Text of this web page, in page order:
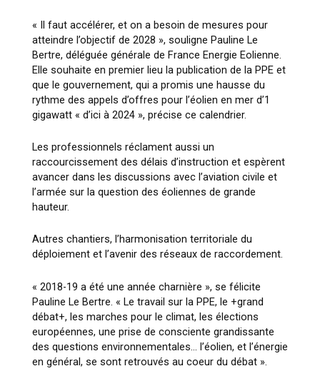
« Il faut accélérer, et on a besoin de mesures pour
atteindre l’objectif de 2028 », souligne Pauline Le
Bertre, déléguée générale de France Energie Eolienne.
Elle souhaite en premier lieu la publication de la PPE et
que le gouvernement, qui a promis une hausse du
rythme des appels d’offres pour l’éolien en mer d’1
gigawatt « d’ici à 2024 », précise ce calendrier.
Les professionnels réclament aussi un
raccourcissement des délais d’instruction et espèrent
avancer dans les discussions avec l’aviation civile et
l’armée sur la question des éoliennes de grande
hauteur.
Autres chantiers, l’harmonisation territoriale du
déploiement et l’avenir des réseaux de raccordement.
« 2018-19 a été une année charnière », se félicite
Pauline Le Bertre. « Le travail sur la PPE, le +grand
débat+, les marches pour le climat, les élections
européennes, une prise de consciente grandissante
des questions environnementales… l’éolien, et l’énergie
en général, se sont retrouvés au coeur du débat ».